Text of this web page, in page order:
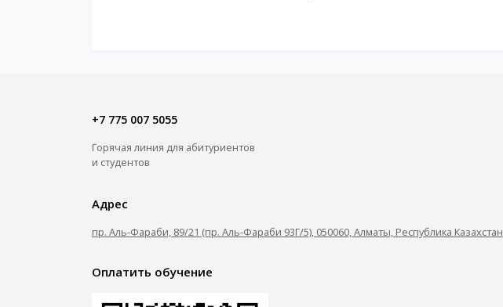
+7 775 007 5055
Горячая линия для абитуриентов
и студентов
Адрес
пр. Аль-Фараби, 89/21 (пр. Аль-Фараби 93Г/5), 050060, Алматы, Республика Казахстан
Оплатить обучение